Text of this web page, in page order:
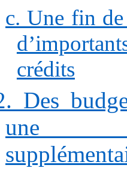
c. Une fin
crédits
Des
une